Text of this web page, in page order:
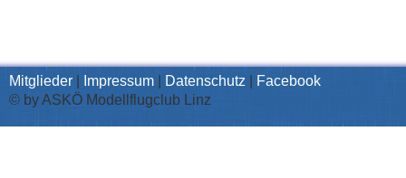
Mitglieder Impressum Datenschutz
Facebook
© by ASKÖ Modellflugclub Linz